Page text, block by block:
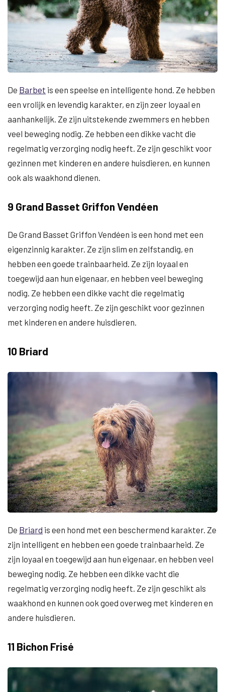
De Barbet is een speelse en intelligente hond. Ze hebben
een vrolijk en levendig karakter, en zijn zeer loyaal en
aanhankelijk. Ze zijn uitstekende zwemmers en hebben
veel beweging nodig. Ze hebben een dikke vacht die
regelmatig verzorging nodig heeft. Ze zijn geschikt voor
gezinnen met kinderen en andere huisdieren, en kunnen
ook als waakhond dienen.
9 Grand Basset Griffon Vendéen
De Grand Basset Griffon Vendéen is een hond met een
eigenzinnig karakter. Ze zijn slim en zelfstandig, en
hebben een goede trainbaarheid. Ze zijn loyaal en
toegewijd aan hun eigenaar, en hebben veel beweging
nodig. Ze hebben een dikke vacht die regelmatig
verzorging nodig heeft. Ze zijn geschikt voor gezinnen
met kinderen en andere huisdieren.
10 Briard
De Briard is een hond met een beschermend karakter. Ze
zijn intelligent en hebben een goede trainbaarheid. Ze
zijn loyaal en toegewijd aan hun eigenaar, en hebben veel
beweging nodig. Ze hebben een dikke vacht die
regelmatig verzorging nodig heeft. Ze zijn geschikt als
waakhond en kunnen ook goed overweg met kinderen en
andere huisdieren.
11 Bichon Frisé